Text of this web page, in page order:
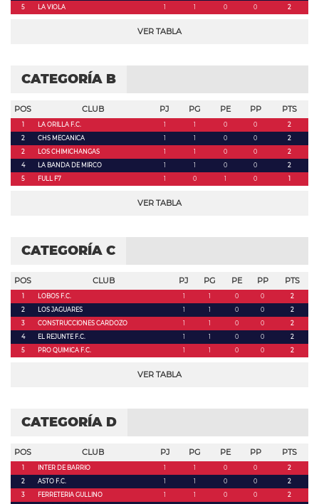
5
LA VIOLA 1 1 0 0 2
VER TABLA
CATEGORÍA B
POS CLUB PJ PG PE PP PTS
1 LA ORILLA F.C. 1 1 0 0
2
2
CHS MECANICA 1 1 0 0
2
2
LOS CHIMICHANGAS 1 1 0 0
2
4
LA BANDA DE MIRCO 1 1 0 0
2
5
FULL F7 1 0 1 0 1
VER TABLA
CATEGORÍA C
POS CLUB PJ PG PE PP PTS
1 LOBOS F.C. 1 1 0 0
2
2
LOS JAGUARES 1 1 0 0
2
3
CONSTRUCCIONES CARDOZO 1 1 0 0
2
4
EL REJUNTE F.C. 1 1 0 0
2
5
PRO QUIMICA F.C. 1 1 0 0 2
VER TABLA
CATEGORÍA D
POS CLUB PJ PG PE PP PTS
1 INTER DE BARRIO 1 1 0 0
2
2
ASTO F.C. 1 1 0 0
2
3
FERRETERIA GULLINO 1 1 0 0
2